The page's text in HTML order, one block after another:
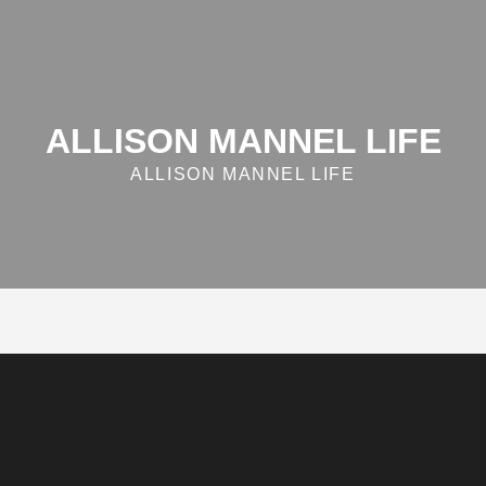
ALLISON MANNEL LIFE
ALLISON MANNEL LIFE